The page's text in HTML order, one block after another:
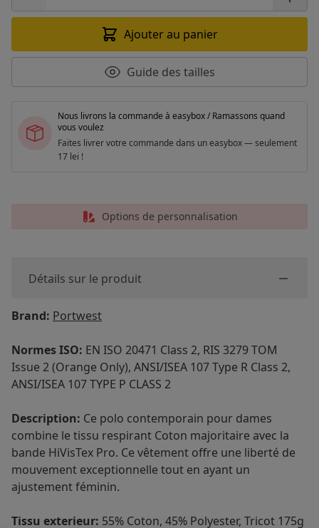
Ajouter au panier
Guide des tailles
Nous livrons la commande à easybox / Ramassons quand
vous voulez
Faites livrer votre commande dans un easybox — seulement
17 lei !
Options de personnalisation
Détails sur le produit
Brand: Portwest
Normes ISO: EN ISO 20471 Class 2, RIS 3279 TOM
Issue 2 (Orange Only), ANSI/ISEA 107 Type R Class 2,
ANSI/ISEA 107 TYPE P CLASS 2
Description: Ce polo contemporain pour dames
combine le tissu respirant Coton majoritaire avec la
bande HiVisTex Pro. Ce vêtement offre une liberté de
mouvement exceptionnelle tout en ayant un
ajustement féminin.
Tissu exterieur: 55% Coton, 45% Polyester, Tricot 175g